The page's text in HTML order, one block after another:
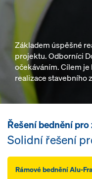
Základem úspěšné
projektu. Odborníci
očekáváním. Cílem
realizace stavebního
Řešení bednění
Solidní řešení
Rámové bednění Alu-